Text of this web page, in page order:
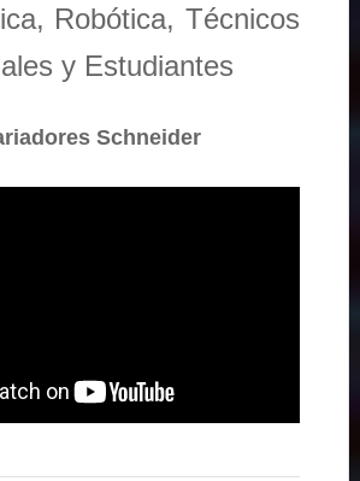
Robótica, Técnicos
y Estudiantes
Schneider